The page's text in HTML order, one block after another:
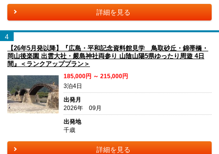
詳細を見る
4
【26年5月発以降】『広島・平和記念資料館見学 鳥取砂丘・錦帯橋・
岡山後楽園 出雲大社・嚴島神社両参り 山陰山陽5県ゆったり周遊 4日
間』＜ランクアッププラン＞
185,000円 ～ 215,000円
3泊4日
出発月
2026年 09月
出発地
千歳
詳細を見る